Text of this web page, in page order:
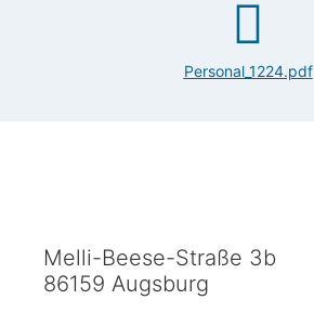
Personal_1224.pdf
Melli-Beese-Straße 3b
86159 Augsburg